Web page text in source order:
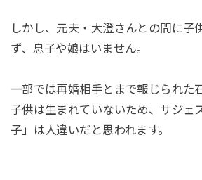
しかし、元夫・大澄さんとの間に子
ず、息子や娘はいません。
一部では再婚相手とまで報じられた
子供は生まれていないため、サジェ
子」は人違いだと思われます。